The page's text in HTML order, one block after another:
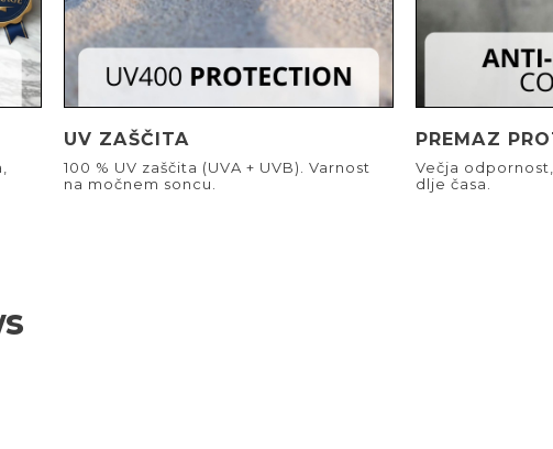
UV ZAŠČITA
100 % UV zaščita (UVA + UVB). Varnost
na močnem soncu.
PREMAZ
Večja
dlje časa.